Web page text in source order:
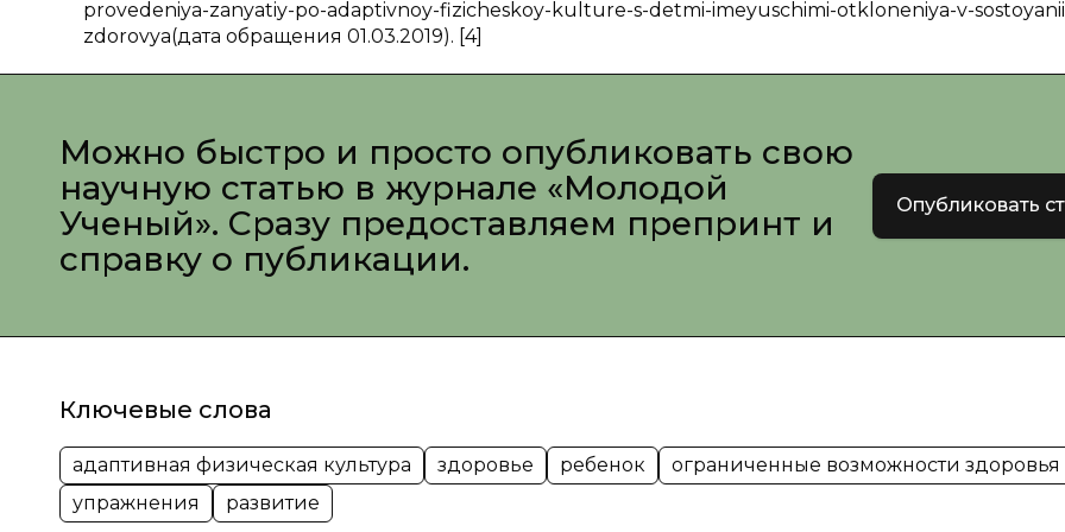
provedeniya-zanyatiy-po-adaptivnoy-fizicheskoy-kulture-s-detmi-imeyuschimi-otkloneniya-v-
zdorovya(дата обращения 01.03.2019). [4]
Можно быстро и просто опубликовать свою
научную статью в журнале «Молодой
Ученый». Сразу предоставляем препринт и
справку о публикации.
Опубликовать
Ключевые слова
адаптивная физическая культура здоровье ребенок
ограниченные возможности здоровья
упражнения
развитие